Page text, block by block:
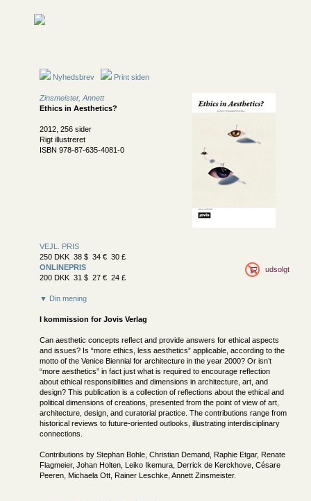
Nyhedsbrev Print siden
Zinsmeister, Annett
Ethics in Aesthetics?
2012, 256 sider
Rigt illustreret
ISBN 978-87-635-4081-0
VEJL. PRIS
250 DKK 38 $ 34 € 30 £
ONLINEPRIS
200 DKK 31 $ 27 € 24 £
udsolgt
▼ Din mening
I kommission forJovis Verlag
Can aesthetic concepts reflect and provide answers for ethical aspects
and issues? Is “more ethics, less aesthetics” applicable, according to the
motto of the Venice Biennial for architecture in the year 2000? Or isn’t
“more aesthetics” in fact just what is required to encourage reflection
about ethical responsibilities and dimensions in architecture, art, and
design? This publication is a collection of reflections about the ethical and
political dimensions of creations, presented from the point of view of art,
architecture, design, and curatorial practice. The contributions range from
historical reviews to future-oriented outlooks, illustrating interdisciplinary
connections.
Contributions by Stephan Bohle, Christian Demand, Raphie Etgar, Renate
Flagmeier, Johan Holten, Leiko Ikemura, Derrick de Kerckhove, Césare
Peeren, Michaela Ott, Rainer Leschke, Annett Zinsmeister.